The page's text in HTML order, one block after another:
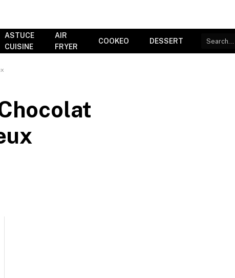
ASTUCE
CUISINE
AIR
FRYER
COOKEO DESSERT